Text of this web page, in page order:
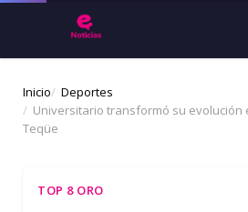
Inicio
Deportes
Universitario transformó su evolución
Teqüe
TOP 8 ORO